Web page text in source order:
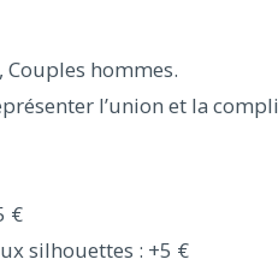
hommes.
l’union et la
€
silhouettes : +5 €